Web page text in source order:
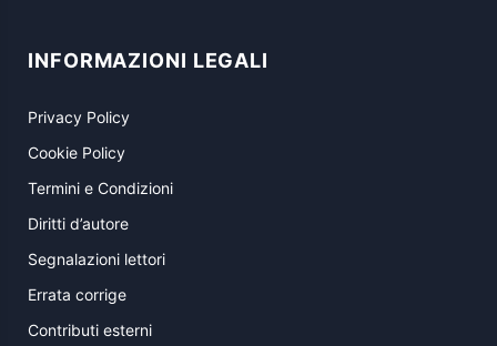
INFORMAZIONI LEGALI
Privacy Policy
Cookie Policy
Termini e Condizioni
Diritti d’autore
Segnalazioni lettori
Errata corrige
Contributi esterni